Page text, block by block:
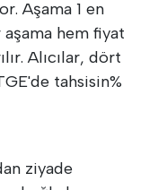
Aşama 1 en
hem fiyat
Alıcılar, dört
tahsisin%
ziyade